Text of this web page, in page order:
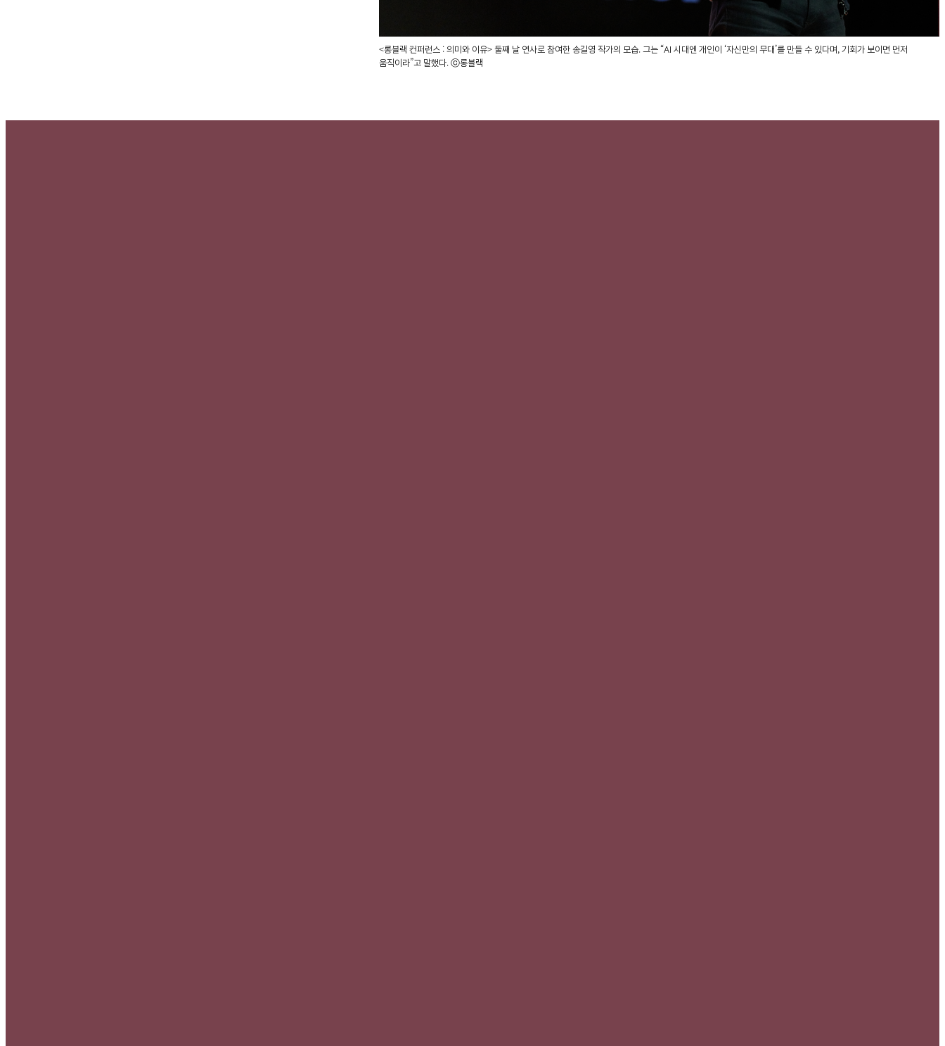
<롱블랙 컨퍼런스 : 의미와 이유> 둘째 날 연사로 참여한 송길영 작가의 모습. 그는 “AI 시대엔 개인이 ‘자신만의 무대’를 만들 수 있다며, 기회가 보이면 먼저
움직이라”고 말했다. ⓒ롱블랙